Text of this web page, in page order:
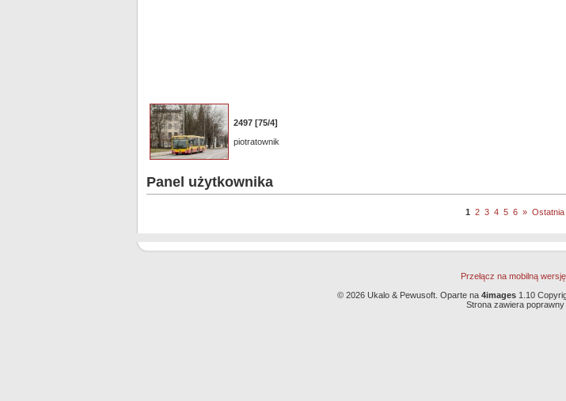
2497 [75/4]
piotratownik
Panel użytkownika
1 2 3 4 5 6 »
Przełącz na mobilną
© 2026 Ukalo & Pewusoft. Oparte na 4images1.10
Strona zawiera poprawny